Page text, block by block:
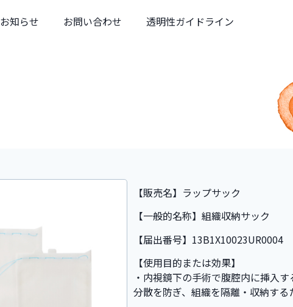
お知らせ お問い合わせ 透明性ガイドライン
【販売名】ラップサック
【一般的名称】組織収納サック
【届出番号】13B1X10023UR0004
【使用目的または効果】
・内視鏡下の手術で腹腔内に挿入
分散を防ぎ、組織を隔離・収納する